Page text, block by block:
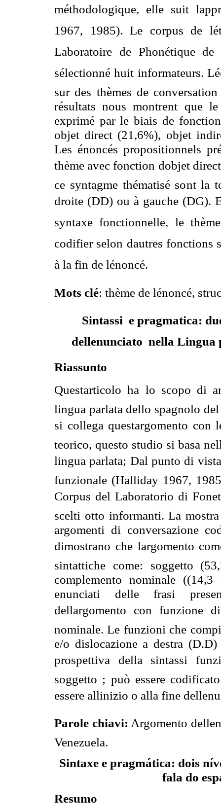
méthodologique, elle suit
1967, 1985). Le corpus de
Laboratoire de Phonétique de
sélectionné huit informateurs.
sur des thèmes de
résultats nous montrent que
exprimé par le biais de
objet direct (21,6%), objet
Les énoncés propositionnels
thème avec fonction dobjet
ce syntagme thématisé sont
droite (DD) ou à gauche (DG).
syntaxe fonctionnelle, le
codifier selon dautres
à la fin de lénoncé.
Mots clé: thème de lénoncé,
Sintassi e pragmatica:
dellenunciato nella Lingua
Riassunto
Questarticolo ha lo scopo di
lingua parlata dello spagnolo
si collega questargomento
teorico, questo studio si basa
lingua parlata; Dal punto di
funzionale (Halliday 1967,
Corpus del Laboratorio di
scelti otto informanti. La
argomenti di conversazione
dimostrano che largomento
sintattiche come: soggetto
complemento nominale
enunciati delle frasi
dellargomento con funzione
nominale. Le funzioni che
e/o dislocazione a destra
prospettiva della sintassi
soggetto ; può essere
essere allinizio o alla fine
Parole chiavi: Argomento
Venezuela.
Sintaxe e pragmática: dois
fala do
Resumo